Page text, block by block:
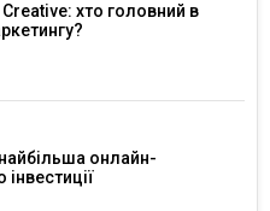
хто головний в
онлайн-